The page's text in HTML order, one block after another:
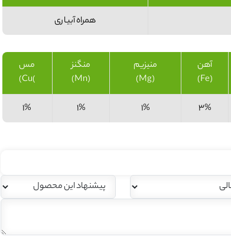
همراه آبیاری
مس
)Cu)
منگنز
(Mn)
منیزیم
(Mg)
آهن
(Fe)
1% 1% 1% 3%